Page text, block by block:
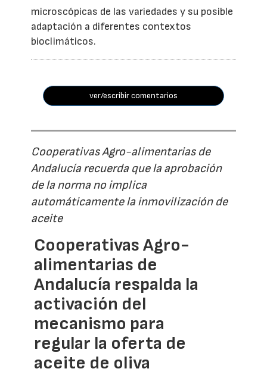
microscópicas de las variedades y su posible
adaptación a diferentes contextos
bioclimáticos.
ver/escribir comentarios
Cooperativas Agro-alimentarias de
Andalucía recuerda que la aprobación
de la norma no implica
automáticamente la inmovilización de
aceite
Cooperativas Agro-
alimentarias de
Andalucía respalda la
activación del
mecanismo para
regular la oferta de
aceite de oliva